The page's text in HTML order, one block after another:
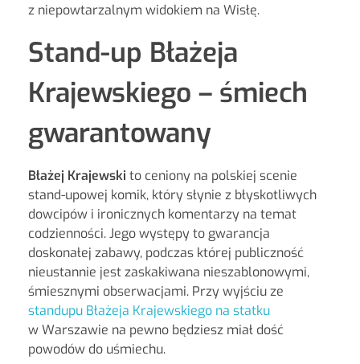
z niepowtarzalnym widokiem na Wisłę.
Stand-up Błażeja
Krajewskiego – śmiech
gwarantowany
Błażej Krajewski to ceniony na polskiej scenie
stand-upowej komik, który słynie z błyskotliwych
dowcipów i ironicznych komentarzy na temat
codzienności. Jego występy to gwarancja
doskonałej zabawy, podczas której publiczność
nieustannie jest zaskakiwana nieszablonowymi,
śmiesznymi obserwacjami. Przy wyjściu ze
standupu Błażeja Krajewskiego na statku
w Warszawie na pewno będziesz miał dość
powodów do uśmiechu.